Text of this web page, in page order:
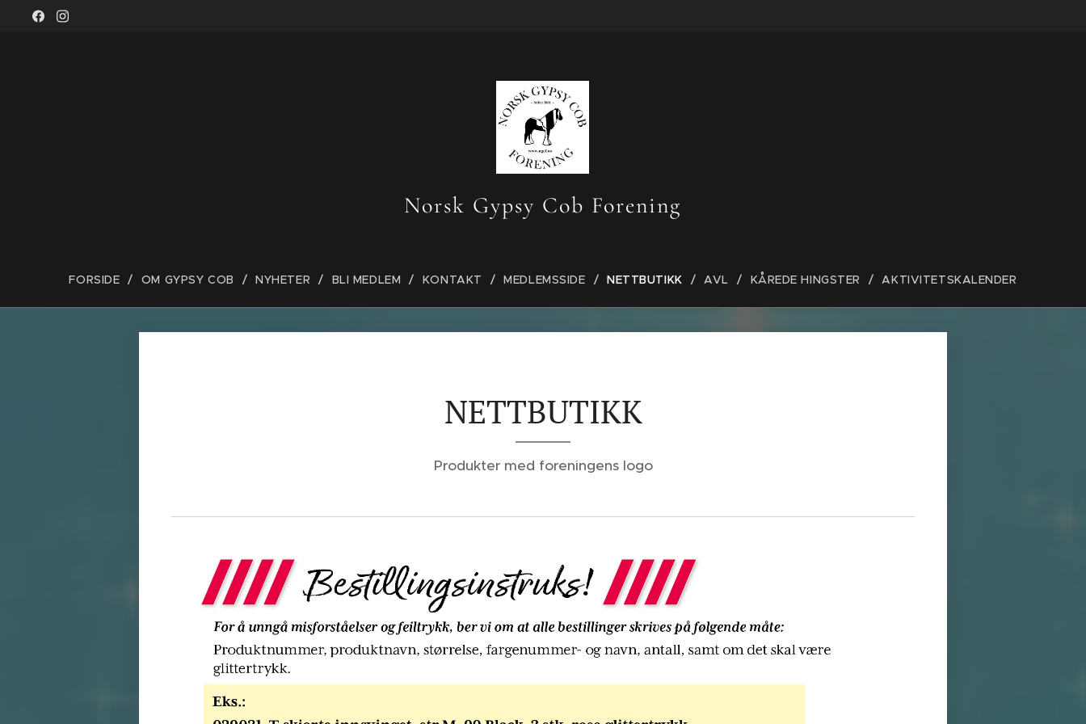
Norsk Gypsy Cob Forening
FORSIDE OM GYPSY COB NYHETER BLI MEDLEM KONTAKT MEDLEMSSIDE NETTBUTIKK AVL KÅREDE HINGSTER AKTIVITETSKALENDER
NETTBUTIKK
Produkter med foreningens logo